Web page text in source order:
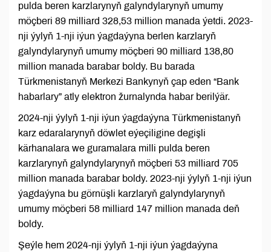
pulda beren karzlarynyň galyndylarynyň umumy
möçberi 89 milliard 328,53 million manada ýetdi. 2023-
nji ýylyň 1-nji iýun ýagdaýyna berlen karzlaryň
galyndylarynyň umumy möçberi 90 milliard 138,80
million manada barabar boldy. Bu barada
Türkmenistanyň Merkezi Bankynyň çap eden “Bank
habarlary” atly elektron žurnalynda habar berilýär.
2024-nji ýylyň 1-nji iýun ýagdaýyna Türkmenistanyň
karz edaralarynyň döwlet eýeçiligine degişli
kärhanalara we guramalara milli pulda beren
karzlarynyň galyndylarynyň möçberi 53 milliard 705
million manada barabar boldy. 2023-nji ýylyň 1-nji iýun
ýagdaýyna bu görnüşli karzlaryň galyndylarynyň
umumy möçberi 58 milliard 147 million manada deň
boldy.
Şeýle hem 2024-nji ýylyň 1-nji iýun ýagdaýyna